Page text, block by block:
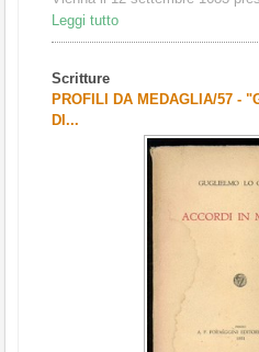
Leggi tutto
Scritture
PROFILI DA MEDAGLIA/57 -
DI...